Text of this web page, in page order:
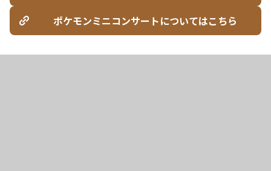
ポケモンミニコンサートについてはこちら